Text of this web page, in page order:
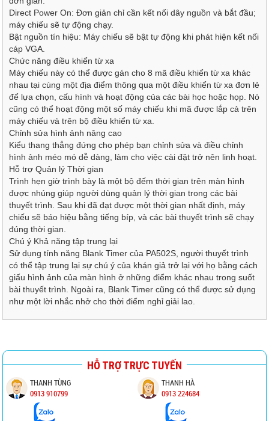
Direct Power On: Đơn giản chỉ cần kết nối dây nguồn và bắt đầu;
máy chiếu sẽ tự động chạy.
Bật nguồn tín hiệu: Máy chiếu sẽ bật tự động khi phát hiện kết nối
cáp VGA.
Chức năng điều khiển từ xa
Máy chiếu này có thể được gán cho 8 mã điều khiển từ xa khác
nhau tại cùng một địa điểm thông qua một điều khiển từ xa đơn lẻ
để lựa chọn, cấu hình và hoạt động của các bài học hoặc họp. Nó
cũng có thể hoạt động một số máy chiếu khi mã được lắp cả trên
máy chiếu và trên bộ điều khiển từ xa.
Chỉnh sửa hình ảnh nâng cao
Kiểu thang thẳng đứng cho phép bạn chỉnh sửa và điều chỉnh
hình ảnh méo mó dễ dàng, làm cho việc cài đặt trở nên linh hoạt.
Hỗ trợ Quản lý Thời gian
Trình hẹn giờ trình bày là một bộ đếm thời gian trên màn hình
được nhúng giúp người dùng quản lý thời gian trong các bài
thuyết trình. Sau khi đã đạt được một thời gian nhất định, máy
chiếu sẽ báo hiệu bằng tiếng bíp, và các bài thuyết trình sẽ chạy
đúng thời gian.
Chú ý Khả năng tập trung lại
Sử dụng tính năng Blank Timer của PA502S, người thuyết trình
có thể tập trung lại sự chú ý của khán giả trở lại với họ bằng cách
giấu hình ảnh của màn hình ở những điểm khác nhau trong suốt
bài thuyết trình. Ngoài ra, Blank Timer cũng có thể được sử dụng
như một lời nhắc nhở cho thời điểm nghỉ giải lao.
HỖ TRỢ TRỰC TUYẾN
THANH TÙNG
0913 910799
THANH HÀ
0913 224684